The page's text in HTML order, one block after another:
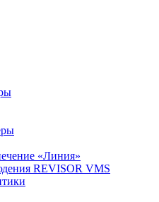
«Линия»
REVISOR VMS